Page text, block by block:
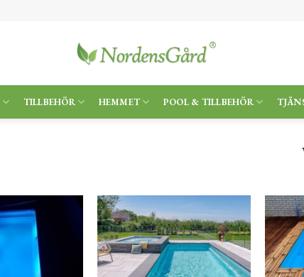
TILLBEHÖR HEMMET POOL & TILLBEHÖR